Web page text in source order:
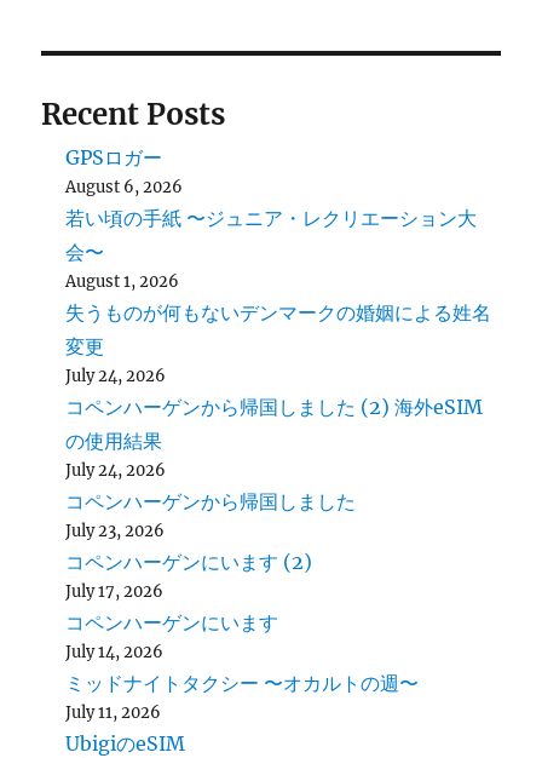
Recent Posts
GPSロガー
August 6, 2026
若い頃の手紙 〜ジュニア・レクリエーション大
会〜
August 1, 2026
失うものが何もないデンマークの婚姻による姓名
変更
July 24, 2026
コペンハーゲンから帰国しました (2) 海外eSIM
の使用結果
July 24, 2026
コペンハーゲンから帰国しました
July 23, 2026
コペンハーゲンにいます (2)
July 17, 2026
コペンハーゲンにいます
July 14, 2026
ミッドナイトタクシー 〜オカルトの週〜
July 11, 2026
UbigiのeSIM